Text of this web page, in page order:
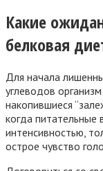
Какие
белковая
Для начала
углеводов
накопившиеся
когда питательные
интенсивностью,
острое чувство